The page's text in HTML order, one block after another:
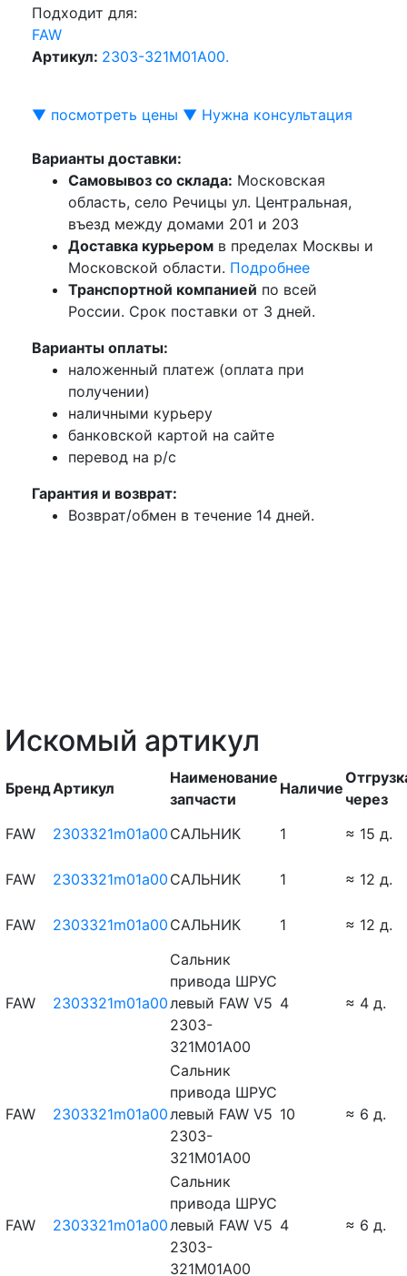
Подходит для:
FAW
Артикул: 2303-321M01A00.
▼ посмотреть цены ▼ Нужна консультация
Варианты доставки:
Самовывоз со склада: Московская
область, село Речицы ул. Центральная,
въезд между домами 201 и 203
Доставка курьером в пределах Москвы и
Московской области. Подробнее
Транспортной компанией по всей
России. Срок поставки от 3 дней.
Варианты оплаты:
наложенный платеж (оплата при
получении)
наличными курьеру
банковской картой на сайте
перевод на р/с
Гарантия и возврат:
Возврат/обмен в течение 14 дней.
Искомый артикул
БрендАртикул
Наименование
запчасти
Наличие
через
FAW
2303321m01a00 САЛЬНИК 1 ≈ 15 д.
FAW 2303321m01a00 САЛЬНИК 1 ≈ 12 д.
FAW 2303321m01a00 САЛЬНИК 1 ≈ 12 д.
FAW 2303321m01a00
Сальник
привода ШРУС
левый FAW V5
2303-
321M01A00
4 ≈ 4 д.
FAW 2303321m01a00
Сальник
привода ШРУС
левый FAW V5
2303-
321M01A00
10 ≈ 6 д.
FAW 2303321m01a00
Сальник
привода ШРУС
левый FAW V5
2303-
321M01A00
4 ≈ 6 д.